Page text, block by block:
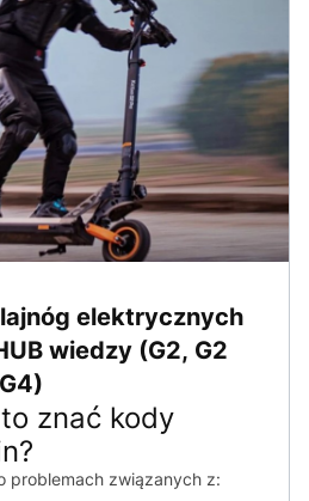
elektrycznych
wiedzy (G2, G2
znać kody
problemach związanych z: